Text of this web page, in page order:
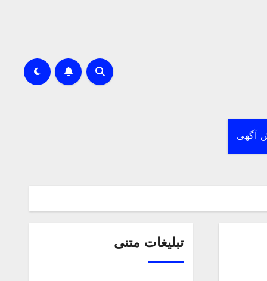
آگهی
تبلیغات متنی